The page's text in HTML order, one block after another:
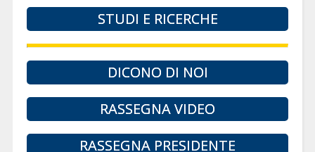
STUDI E RICERCHE
DICONO DI NOI
RASSEGNA VIDEO
RASSEGNA PRESIDENTE